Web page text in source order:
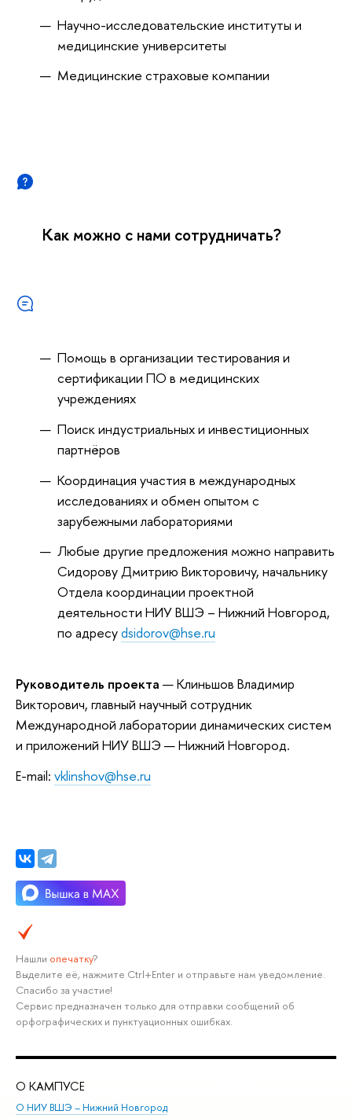
Научно-исследовательские институты и
медицинские университеты
Медицинские страховые компании
Как можно с нами сотрудничать?
Помощь в организации тестирования и
сертификации ПО в медицинских
учреждениях
Поиск индустриальных и инвестиционных
партнёров
Координация участия в международных
исследованиях и обмен опытом с
зарубежными лабораториями
Любые другие предложения можно направить
Сидорову Дмитрию Викторовичу, начальнику
Отдела координации проектной
деятельности НИУ ВШЭ – Нижний Новгород,
по адресуdsidorov@hse.ru
Руководитель проекта — Клиньшов Владимир
Викторович, главный научный сотрудник
Международной лаборатории динамических систем
и приложений НИУ ВШЭ — Нижний Новгород.
E-mail: vklinshov@hse.ru
Нашли опечатку?
Выделите её, нажмите Ctrl+Enter и отправьте нам уведомление.
Спасибо за участие!
Сервис предназначен только для отправки сообщений об
орфографических и пунктуационных ошибках.
О КАМПУСЕ
О НИУ ВШЭ – Нижний Новгород